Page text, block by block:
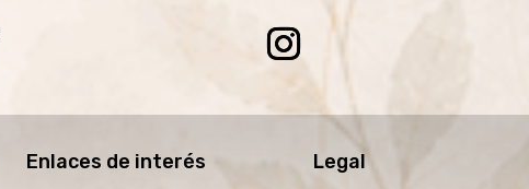
Enlaces de interés Legal